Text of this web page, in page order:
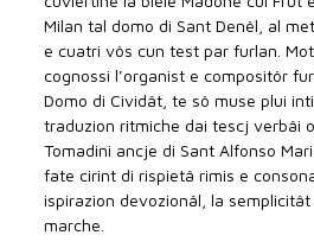
Milan tal domo di Sant Denêl, al
e cuatri vôs cun test par furlan.
cognossi l’organist e compositôr
Domo di Cividât, te sô muse plui
traduzion ritmiche dai tescj verbâi
Tomadini ancje di Sant Alfonso
fate cirint di rispietâ rimis e
ispirazion devozionâl, la
marche.